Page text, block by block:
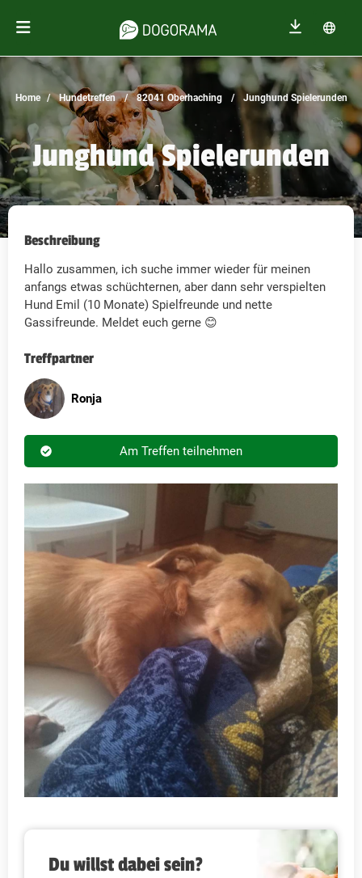
Home Hundetreffen 82041 Oberhaching Junghund Spielerunden
Junghund Spielerunden
Beschreibung
Hallo zusammen, ich suche immer wieder für meinen
anfangs etwas schüchternen, aber dann sehr verspielten
Hund Emil (10 Monate) Spielfreunde und nette
Gassifreunde. Meldet euch gerne 😊
Treffpartner
Ronja
Am Treffen teilnehmen
Du willst dabei sein?